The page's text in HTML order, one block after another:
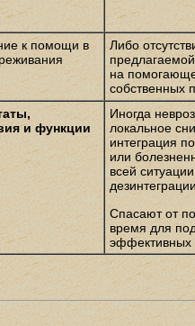
к помощи в
Либо
на
собственных
и функции
Иногда
локальное
интеграция
или
всей
Спасают от
время для
эффективных